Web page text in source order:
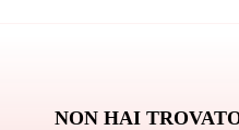
NON HAI